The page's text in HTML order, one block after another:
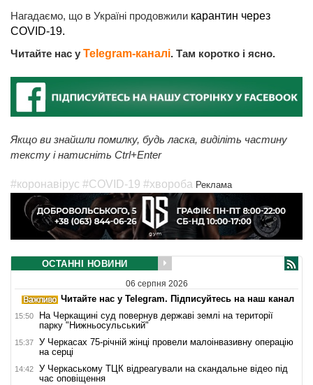
Нагадаємо, що в Україні продовжили карантин через
COVID-19.
Читайте нас у Telegram-каналі. Там коротко і ясно.
Якщо ви знайшли помилку, будь ласка, виділіть частину
тексту і натисніть Ctrl+Enter
#коронавірус #COVID-19 #хвороба Реклама
ОСТАННІ НОВИНИ
06 серпня 2026
Читайте нас у Telegram. Підписуйтесь на наш канал
15:50
На Черкащині суд повернув державі землі на території
парку "Нижньосульський"
15:37
У Черкасах 75-річній жінці провели малоінвазивну операцію
на серці
14:42
У Черкаському ТЦК відреагували на скандальне відео під
час оповіщення